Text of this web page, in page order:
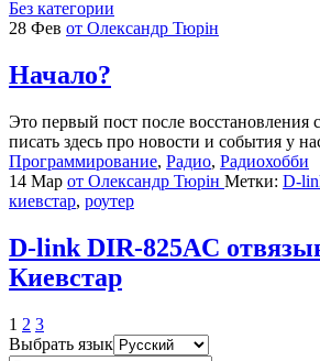
Без категории
28 Фев от Олександр Тюрін
Начало?
Это первый пост после восстановления
писать здесь про новости и события у
Программирование, Радио, Радиохобби
14 Мар от Олександр Тюрін Метки: D-
киевстар, роутер
D-link DIR-825AC
Киевстар
1 2 3
Выбрать язык